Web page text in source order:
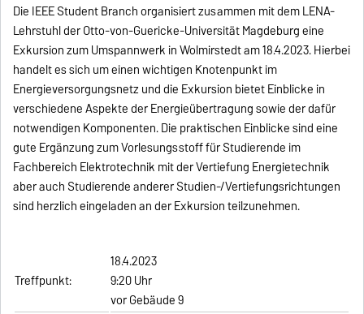
Die IEEE Student Branch organisiert zusammen mit dem LENA-
Lehrstuhl der Otto-von-Guericke-Universität Magdeburg eine
Exkursion zum Umspannwerk in Wolmirstedt am 18.4.2023. Hierbei
handelt es sich um einen wichtigen Knotenpunkt im
Energieversorgungsnetz und die Exkursion bietet Einblicke in
verschiedene Aspekte der Energieübertragung sowie der dafür
notwendigen Komponenten. Die praktischen Einblicke sind eine
gute Ergänzung zum Vorlesungsstoff für Studierende im
Fachbereich Elektrotechnik mit der Vertiefung Energietechnik
aber auch Studierende anderer Studien-/Vertiefungsrichtungen
sind herzlich eingeladen an der Exkursion teilzunehmen.
Treffpunkt:
18.4.2023
9:20 Uhr
vor Gebäude 9